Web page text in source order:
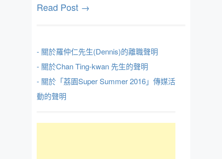
Read Post →
- 關於羅仲仁先生(Dennis)的離職聲明
- 關於Chan Ting-kwan 先生的聲明
- 關於「荔園Super Summer 2016」傳媒活
動的聲明